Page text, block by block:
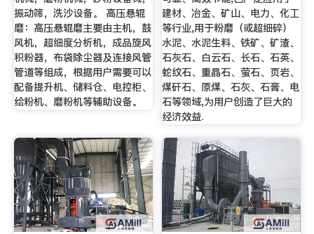
振动筛，洗沙设备。 高压悬辊
磨：高压悬辊磨主要由主机，鼓
风机，超细度分析机，成品旋风
积粉器，布袋除尘器及连接风管
管道等组成，根据用户需要可以
配备提升机、储料仓、电控柜、
给粉机、磨粉机等辅助设备。
建材、冶金、矿山、电力、化工
等行业,用于粉磨（或超细碎）
水泥、水泥生料、铁矿、矿渣、
石灰石、白云石、长石、石英、
蛇纹石、重晶石、萤石、页岩、
煤矸石、原煤、石灰、石膏、电
石等领域,为用户创造了巨大的
经济效益.